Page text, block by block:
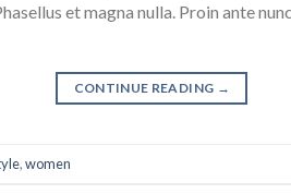
et magna nulla. Proin ante
CONTINUE READING →
,women